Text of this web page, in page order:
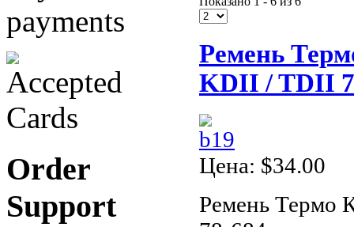
Ремень
KDII / TDII
Цена: $34.00
Ремень Термо
payments
Order
Support